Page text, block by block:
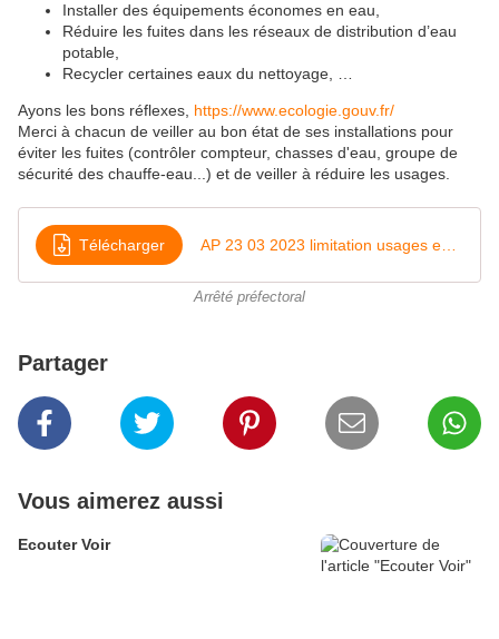
Installer des équipements économes en eau,
Réduire les fuites dans les réseaux de distribution d’eau
potable,
Recycler certaines eaux du nettoyage, …
Ayons les bons réflexes, https://www.ecologie.gouv.fr/
Merci à chacun de veiller au bon état de ses installations pour
éviter les fuites (contrôler compteur, chasses d'eau, groupe de
sécurité des chauffe-eau...) et de veiller à réduire les usages.
Télécharger
Arrêté préfectoral
Partager
Vous aimerez aussi
Ecouter Voir